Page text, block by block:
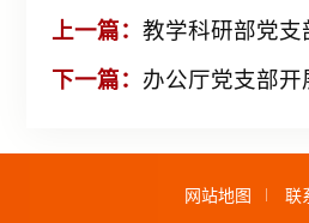
上一篇：
下一篇： 办公厅党支部
网站地图
联